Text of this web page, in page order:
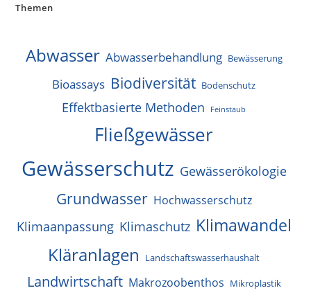
Themen
Abwasser Abwasserbehandlung Bewässerung
Bioassays Biodiversität Bodenschutz
Effektbasierte Methoden Feinstaub
Fließgewässer
Gewässerschutz Gewässerökologie
Grundwasser Hochwasserschutz
Klimaanpassung Klimaschutz Klimawandel
Kläranlagen Landschaftswasserhaushalt
Landwirtschaft Makrozoobenthos Mikroplastik